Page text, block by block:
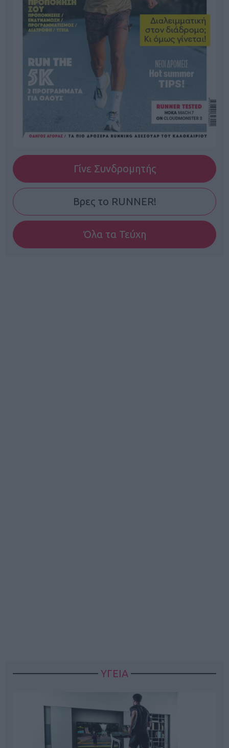
Γίνε Συνδρομητής
Βρες το RUNNER!
Όλα τα Τεύχη
ΥΓΕΙΑ